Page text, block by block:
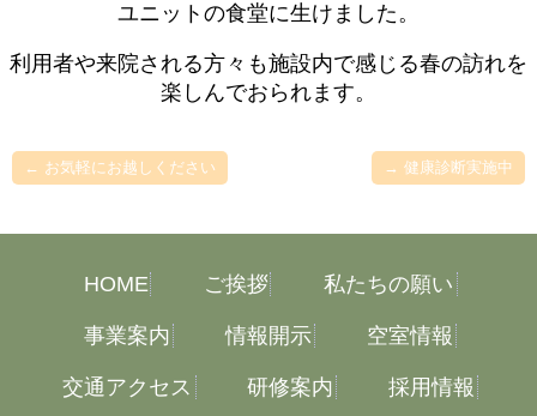
ユニットの食堂に生けました。
利用者や来院される方々も施設内で感じる春の訪れを
楽しんでおられます。
← お気軽にお越しください → 健康診断実施中
HOME ご挨拶 私たちの願い
事業案内 情報開示 空室情報
交通アクセス 研修案内 採用情報